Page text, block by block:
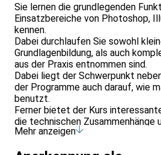
Sie lernen die grundlegenden
Einsatzbereiche von Photoshop,
kennen.
Dabei durchlaufen Sie sowohl
Grundlagenbildung, als auch
aus der Praxis entnommen sind.
Dabei liegt der Schwerpunkt
der Programme auch darauf, wie
benutzt.
Ferner bietet der Kurs
die technischen Zusammenhänge
Wege, um ein professionelles
Mehr anzeigen